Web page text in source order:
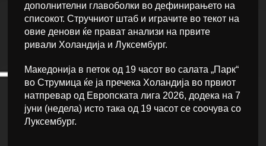
дополнителни главоболки во дефинирањето на
списокот. Стручниот штаб и играчите во текот на
овие денови ќе прават анализи на првите
ривали Холандија и Луксембург.
Македонија в петок од 19 часот во салата „Парк“
во Струмица ќе ја пречека Холандија во првиот
натпревар од Европската лига 2026, додека на 7
јуни (недела) исто така од 19 часот се соочува со
Луксембург.